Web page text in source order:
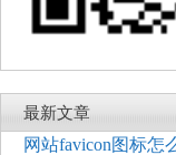
最新文章
网站favicon图标